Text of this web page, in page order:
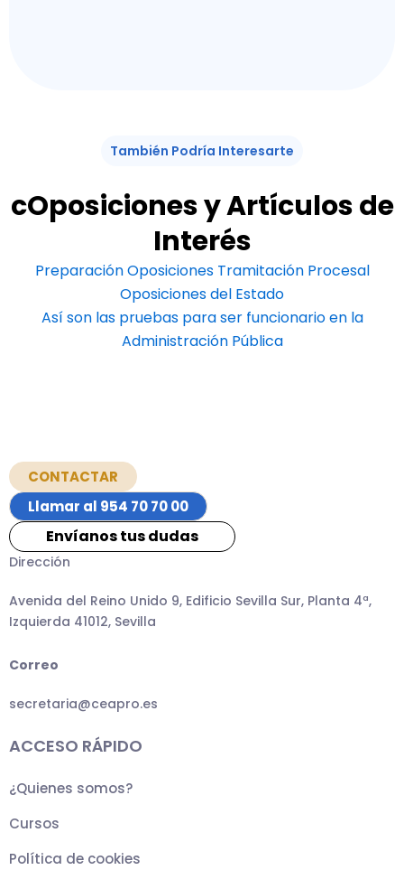
También Podría Interesarte
cOposiciones y Artículos de
Interés
Preparación Oposiciones Tramitación Procesal
Oposiciones del Estado
Así son las pruebas para ser funcionario en la
Administración Pública
CONTACTAR
Llamar al 954 70 70 00
Envíanos tus dudas
Dirección
Avenida del Reino Unido 9, Edificio Sevilla Sur, Planta 4ª,
Izquierda 41012, Sevilla
Correo
secretaria@ceapro.es
ACCESO RÁPIDO
¿Quienes somos?
Cursos
Política de cookies